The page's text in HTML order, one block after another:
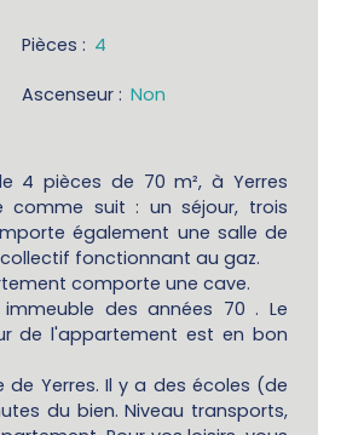
Pièces : 4
Ascenseur : Non
4 pièces de 70 m², à Yerres
comme suit : un séjour, trois
également une salle de
fonctionnant au gaz.
comporte une cave.
des années 70 . Le
de l'appartement est en bon
Yerres. Il y a des écoles (de
du bien. Niveau transports,